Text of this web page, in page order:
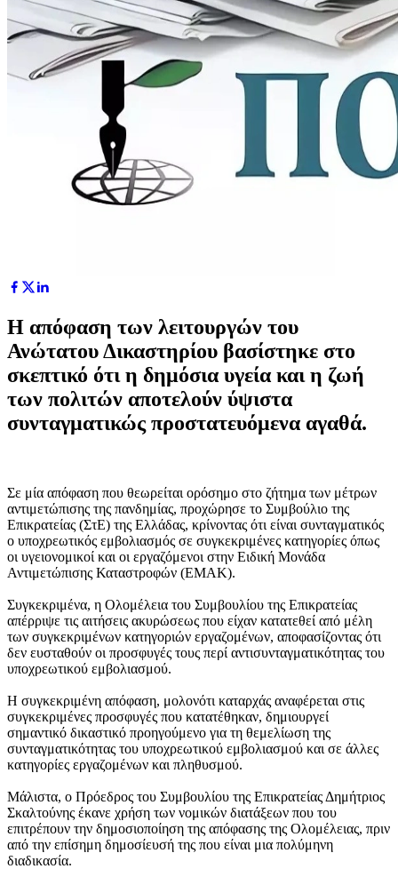
Η απόφαση των λειτουργών του
Ανώτατου Δικαστηρίου βασίστηκε στο
σκεπτικό ότι η δημόσια υγεία και η ζωή
των πολιτών αποτελούν ύψιστα
συνταγματικώς προστατευόμενα αγαθά.
Σε μία απόφαση που θεωρείται ορόσημο στο ζήτημα των μέτρων
αντιμετώπισης της πανδημίας, προχώρησε το Συμβούλιο της
Επικρατείας (ΣτΕ) της Ελλάδας, κρίνοντας ότι είναι συνταγματικός
ο υποχρεωτικός εμβολιασμός σε συγκεκριμένες κατηγορίες όπως
οι υγειονομικοί και οι εργαζόμενοι στην Ειδική Μονάδα
Αντιμετώπισης Καταστροφών (ΕΜΑΚ).
Συγκεκριμένα, η Ολομέλεια του Συμβουλίου της Επικρατείας
απέρριψε τις αιτήσεις ακυρώσεως που είχαν κατατεθεί από μέλη
των συγκεκριμένων κατηγοριών εργαζομένων, αποφασίζοντας ότι
δεν ευσταθούν οι προσφυγές τους περί αντισυνταγματικότητας του
υποχρεωτικού εμβολιασμού.
Η συγκεκριμένη απόφαση, μολονότι καταρχάς αναφέρεται στις
συγκεκριμένες προσφυγές που κατατέθηκαν, δημιουργεί
σημαντικό δικαστικό προηγούμενο για τη θεμελίωση της
συνταγματικότητας του υποχρεωτικού εμβολιασμού και σε άλλες
κατηγορίες εργαζομένων και πληθυσμού.
Μάλιστα, ο Πρόεδρος του Συμβουλίου της Επικρατείας Δημήτριος
Σκαλτούνης έκανε χρήση των νομικών διατάξεων που του
επιτρέπουν την δημοσιοποίηση της απόφασης της Ολομέλειας, πριν
από την επίσημη δημοσίευσή της που είναι μια πολύμηνη
διαδικασία.